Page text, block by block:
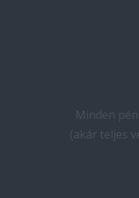
Minden
(akár teljes